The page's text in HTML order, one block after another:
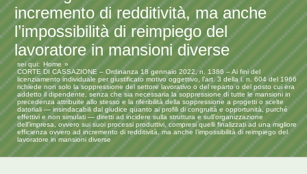
incremento di redditività, ma anche
l’impossibilità di reimpiego del
lavoratore in mansioni diverse
sei qui:
Home
CORTE DI CASSAZIONE – Ordinanza 18 gennaio 2022, n. 1386 – Ai fini del
licenziamento individuale per giustificato motivo oggettivo, l’art. 3 della l. n. 604 del 1966
richiede non solo la soppressione del settore lavorativo o del reparto o del posto cui era
addetto il dipendente, senza che sia necessaria la soppressione di tutte le mansioni in
precedenza attribuite allo stesso e la riferibilità della soppressione a progetti o scelte
datoriali — insindacabili dal giudice quanto ai profili di congruità e opportunità, purché
effettivi e non simulati — diretti ad incidere sulla struttura e sull’organizzazione
dell’impresa, ovvero sui suoi processi produttivi, compresi quelli finalizzati ad una migliore
efficienza ovvero ad incremento di redditività, ma anche l’impossibilità di reimpiego del
lavoratore in mansioni diverse